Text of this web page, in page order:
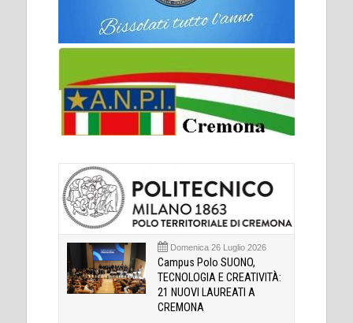
Domenica 26 Luglio 2026
Campus Polo SUONO,
TECNOLOGIA E CREATIVITÀ:
21 NUOVI LAUREATI A
CREMONA